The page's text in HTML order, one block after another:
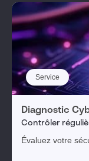
Service
Diagnostic
Contrôler
Évaluez votre